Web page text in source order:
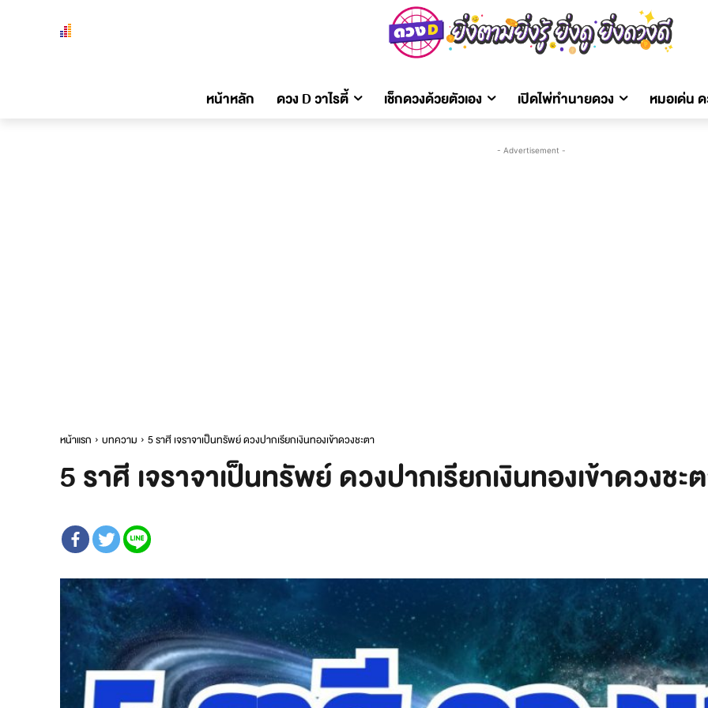
หน้าหลัก ดวง D วาไรตี้ เช็กดวงด้วยตัวเอง เปิดไพ่ทำนายดวง หมอเด่น
- Advertisement -
หน้าแรก บทความ 5 ราศี เจราจาเป็นทรัพย์ ดวงปากเรียกเงินทองเข้าดวงชะตา
5 ราศี เจราจาเป็นทรัพย์ ดวงปากเรียกเงินทองเข้าดวงชะ